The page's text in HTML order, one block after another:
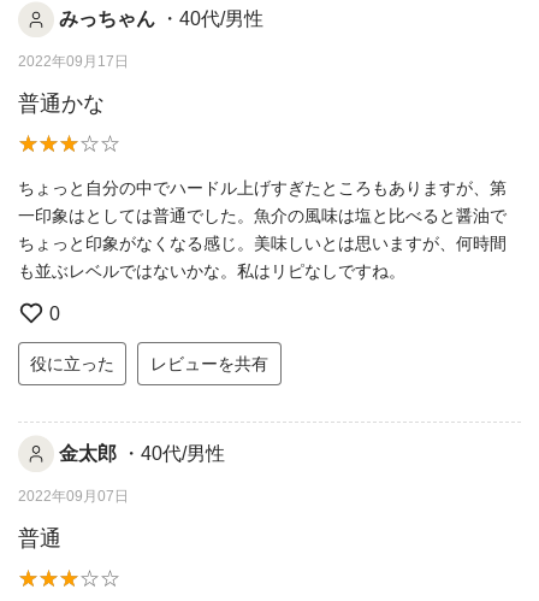
みっちゃん ・40代/男性
2022年09月17日
普通かな
ちょっと自分の中でハードル上げすぎたところもありますが、第
一印象はとしては普通でした。魚介の風味は塩と比べると醤油で
ちょっと印象がなくなる感じ。美味しいとは思いますが、何時間
も並ぶレベルではないかな。私はリピなしですね。
0
役に立った レビューを共有
金太郎 ・40代/男性
2022年09月07日
普通